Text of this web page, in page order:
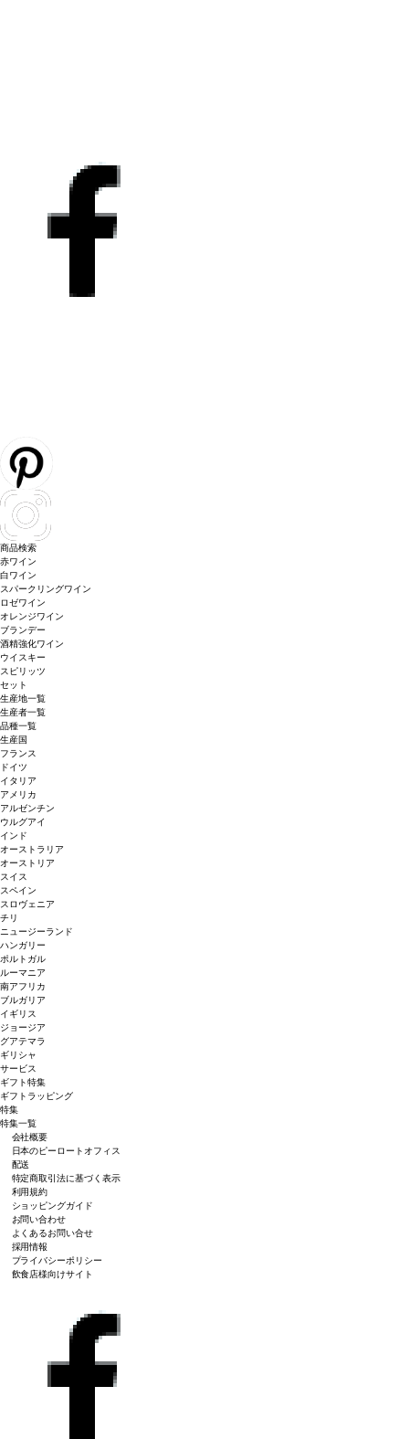
商品検索
赤ワイン
白ワイン
スパークリングワイン
ロゼワイン
オレンジワイン
ブランデー
酒精強化ワイン
ウイスキー
スピリッツ
セット
生産地一覧
生産者一覧
品種一覧
生産国
フランス
ドイツ
イタリア
アメリカ
アルゼンチン
ウルグアイ
インド
オーストラリア
オーストリア
スイス
スペイン
スロヴェニア
チリ
ニュージーランド
ハンガリー
ポルトガル
ルーマニア
南アフリカ
ブルガリア
イギリス
ジョージア
グアテマラ
ギリシャ
サービス
ギフト特集
ギフトラッピング
特集
特集一覧
会社概要
日本のピーロートオフィス
配送
特定商取引法に基づく表示
利用規約
ショッピングガイド
お問い合わせ
よくあるお問い合せ
採用情報
プライバシーポリシー
飲食店様向けサイト